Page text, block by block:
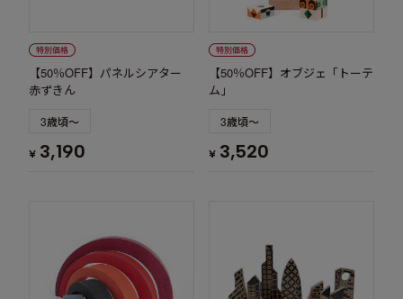
【50％OFF】パネルシアター
赤ずきん
3歳頃～
¥ 3,190
【50％OFF】オブジェ「トーテ
ム」
3歳頃～
¥ 3,520